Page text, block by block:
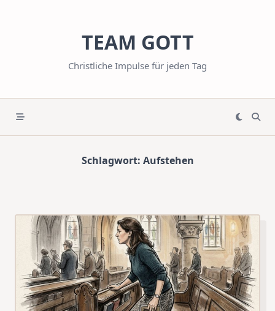
TEAM GOTT
Christliche Impulse für jeden Tag
Schlagwort: Aufstehen